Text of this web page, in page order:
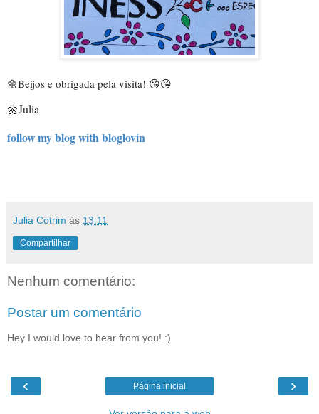
🌼Beijos e obrigada pela visita! 😘😘
🌼Julia
follow my blog with bloglovin
Julia Cotrim às 13:11
Compartilhar
Nenhum comentário:
Postar um comentário
Hey I would love to hear from you! :)
‹ ›
Página inicial